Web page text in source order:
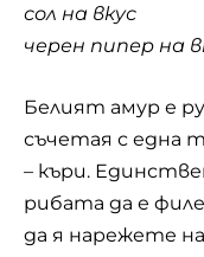
сол на вкус
черен пипер на
Белият амур е
съчетая с една
– къри.
рибата да е
да я нарежете